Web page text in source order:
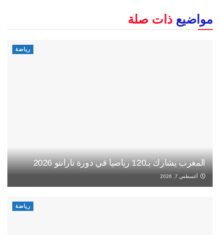
مواضيع ذات صلة
رياضة
المغرب يشارك بـ120 رياضيا في دورة تارانتو 2026
أغسطس 7, 2026
رياضة